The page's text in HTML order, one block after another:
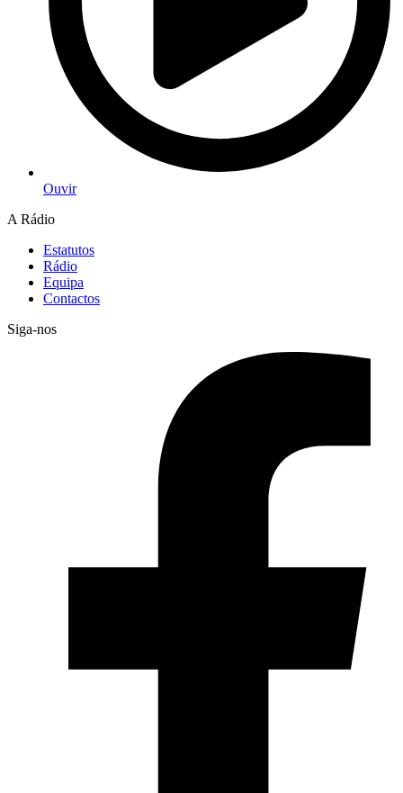
Ouvir
A Rádio
Estatutos
Rádio
Equipa
Contactos
Siga-nos